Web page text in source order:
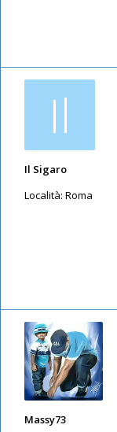
Il
Il Sigaro
Località: Roma
Massy73